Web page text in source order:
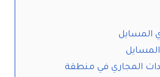
المسايل
المجاري في منطقة